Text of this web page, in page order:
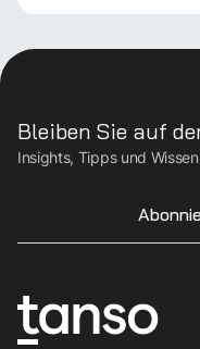
Bleiben Sie auf
Insights, Tipps und